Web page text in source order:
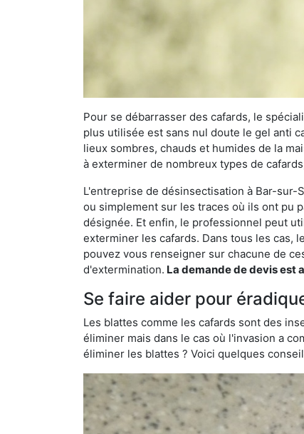
Pour se débarrasser des cafards, le
plus utilisée est sans nul doute le gel anti
lieux sombres, chauds et humides de la
à exterminer de nombreux types de
L'entreprise de désinsectisation à Bar-
ou simplement sur les traces où ils ont pu
désignée. Et enfin, le professionnel peut
exterminer les cafards. Dans tous les cas,
pouvez vous renseigner sur chacune de
d'extermination. La demande de devis est
Se faire aider pour
Les blattes comme les cafards sont des
éliminer mais dans le cas où l'invasion a
éliminer les blattes ? Voici quelques